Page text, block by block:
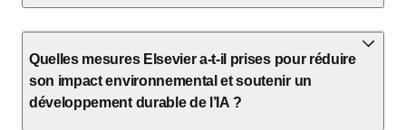
Quelles mesures Elsevier a-t-il prises pour réduire
son impact environnemental et soutenir un
développement durable de l’IA ?